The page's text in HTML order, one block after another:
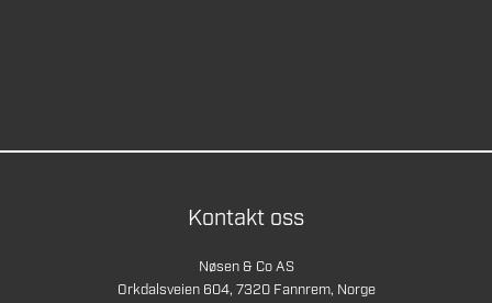
Kontakt oss
Nøsen & Co AS
Orkdalsveien 604, 7320 Fannrem, Norge